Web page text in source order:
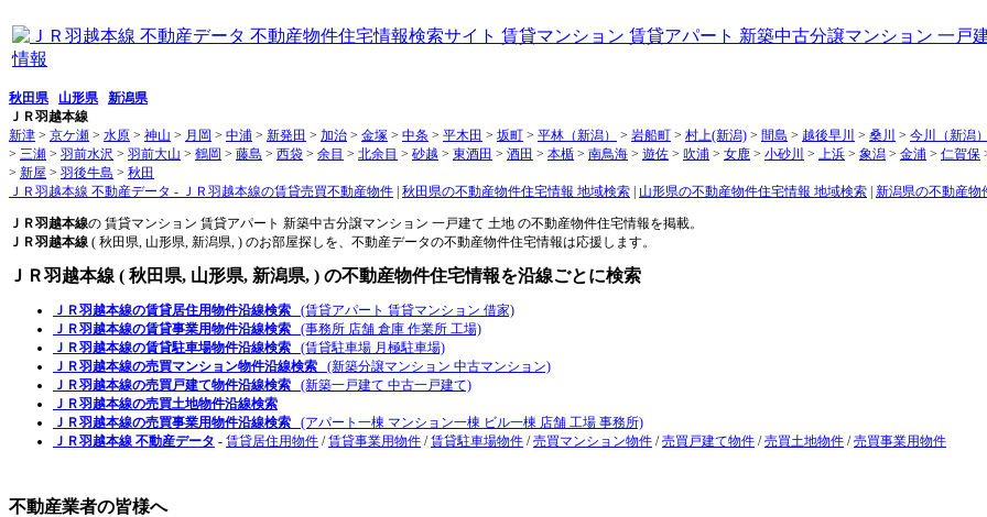
秋田県 山形県
新潟県
ＪＲ羽越本線
新津 > 京ケ瀬 > 水原 > 神山 > 月岡 > 中浦 > 新発田 > 加治 > 金塚 > 中条 > 平木田 > 坂町 > 平林（新潟） > 岩船町 > 村上(新潟) > 間島 > 越後早川 > 桑川 > 今川（新潟
> 三瀬 > 羽前水沢 > 羽前大山 > 鶴岡 > 藤島 > 西袋 > 余目 > 北余目 > 砂越 > 東酒田 > 酒田 > 本楯 > 南鳥海 > 遊佐 > 吹浦 > 女鹿 > 小砂川 > 上浜 > 象潟 > 金浦 > 仁賀保
> 新屋 > 羽後牛島 > 秋田
ＪＲ羽越本線 不動産データ - ＪＲ羽越本線の賃貸売買不動産物件 秋田県の不動産物件住宅情報 地域検索 山形県の不動産物件住宅情報 地域検索 新潟県の不動産物
ＪＲ羽越本線の 賃貸マンション 賃貸アパート 新築中古分譲マンション 一戸建て 土地 の不動産物件住宅情報を掲載。
ＪＲ羽越本線 ( 秋田県, 山形県, 新潟県, ) のお部屋探しを、不動産データの不動産物件住宅情報は応援します。
ＪＲ羽越本線 ( 秋田県, 山形県, 新潟県, ) の不動産物件住宅情報を沿線ごとに検索
ＪＲ羽越本線の賃貸居住用物件沿線検索 (賃貸アパート 賃貸マンション 借家)
ＪＲ羽越本線の賃貸事業用物件沿線検索 (事務所 店舗 倉庫 作業所 工場)
ＪＲ羽越本線の賃貸駐車場物件沿線検索 (賃貸駐車場 月極駐車場)
ＪＲ羽越本線の売買マンション物件沿線検索 (新築分譲マンション 中古マンション)
ＪＲ羽越本線の売買戸建て物件沿線検索 (新築一戸建て 中古一戸建て)
ＪＲ羽越本線の売買土地物件沿線検索
ＪＲ羽越本線の売買事業用物件沿線検索 (アパート一棟 マンション一棟 ビル一棟 店舗 工場 事務所)
ＪＲ羽越本線 不動産データ - 賃貸居住用物件 /賃貸事業用物件 /賃貸駐車場物件 /売買マンション物件 /売買戸建て物件 /売買土地物件 /売買事業用物件
不動産業者の皆様へ